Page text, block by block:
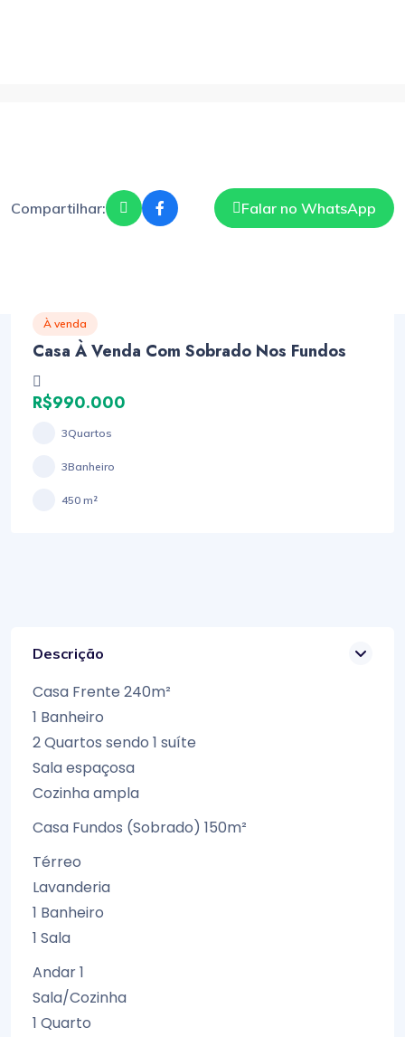
Compartilhar: Falar no WhatsApp
À venda
Casa À Venda Com Sobrado Nos Fundos
R$990.000
3Quartos
3Banheiro
450 m²
Descrição
Casa Frente 240m²
1 Banheiro
2 Quartos sendo 1 suíte
Sala espaçosa
Cozinha ampla
Casa Fundos (Sobrado) 150m²
Térreo
Lavanderia
1 Banheiro
1 Sala
Andar 1
Sala/Cozinha
1 Quarto